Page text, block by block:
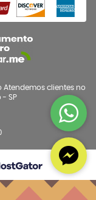
Atendemos clientes no
- SP